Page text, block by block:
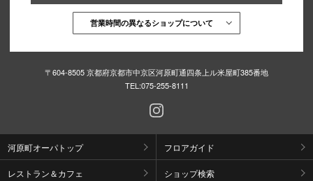
営業時間の異なるショップについて
〒604-8505 京都府京都市中京区河原町通四条上ル米屋町385番地
TEL:075-255-8111
河原町オーパトップ フロアガイド
レストラン＆カフェ ショップ検索